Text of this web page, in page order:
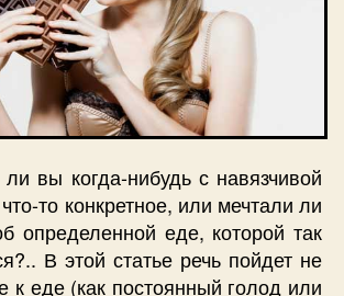
вы когда-нибудь с навязчивой
то конкретное, или мечтали ли
определенной еде, которой так
В этой статье речь пойдет не
к еде (как постоянный голод или